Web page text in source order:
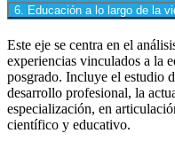
6. Educación a lo largo de la
Este eje se centra en el
experiencias vinculados a la
posgrado. Incluye el estudio
desarrollo profesional, la
especialización, en
científico y educativo.